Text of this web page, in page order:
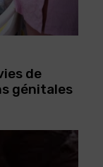
de
génitales